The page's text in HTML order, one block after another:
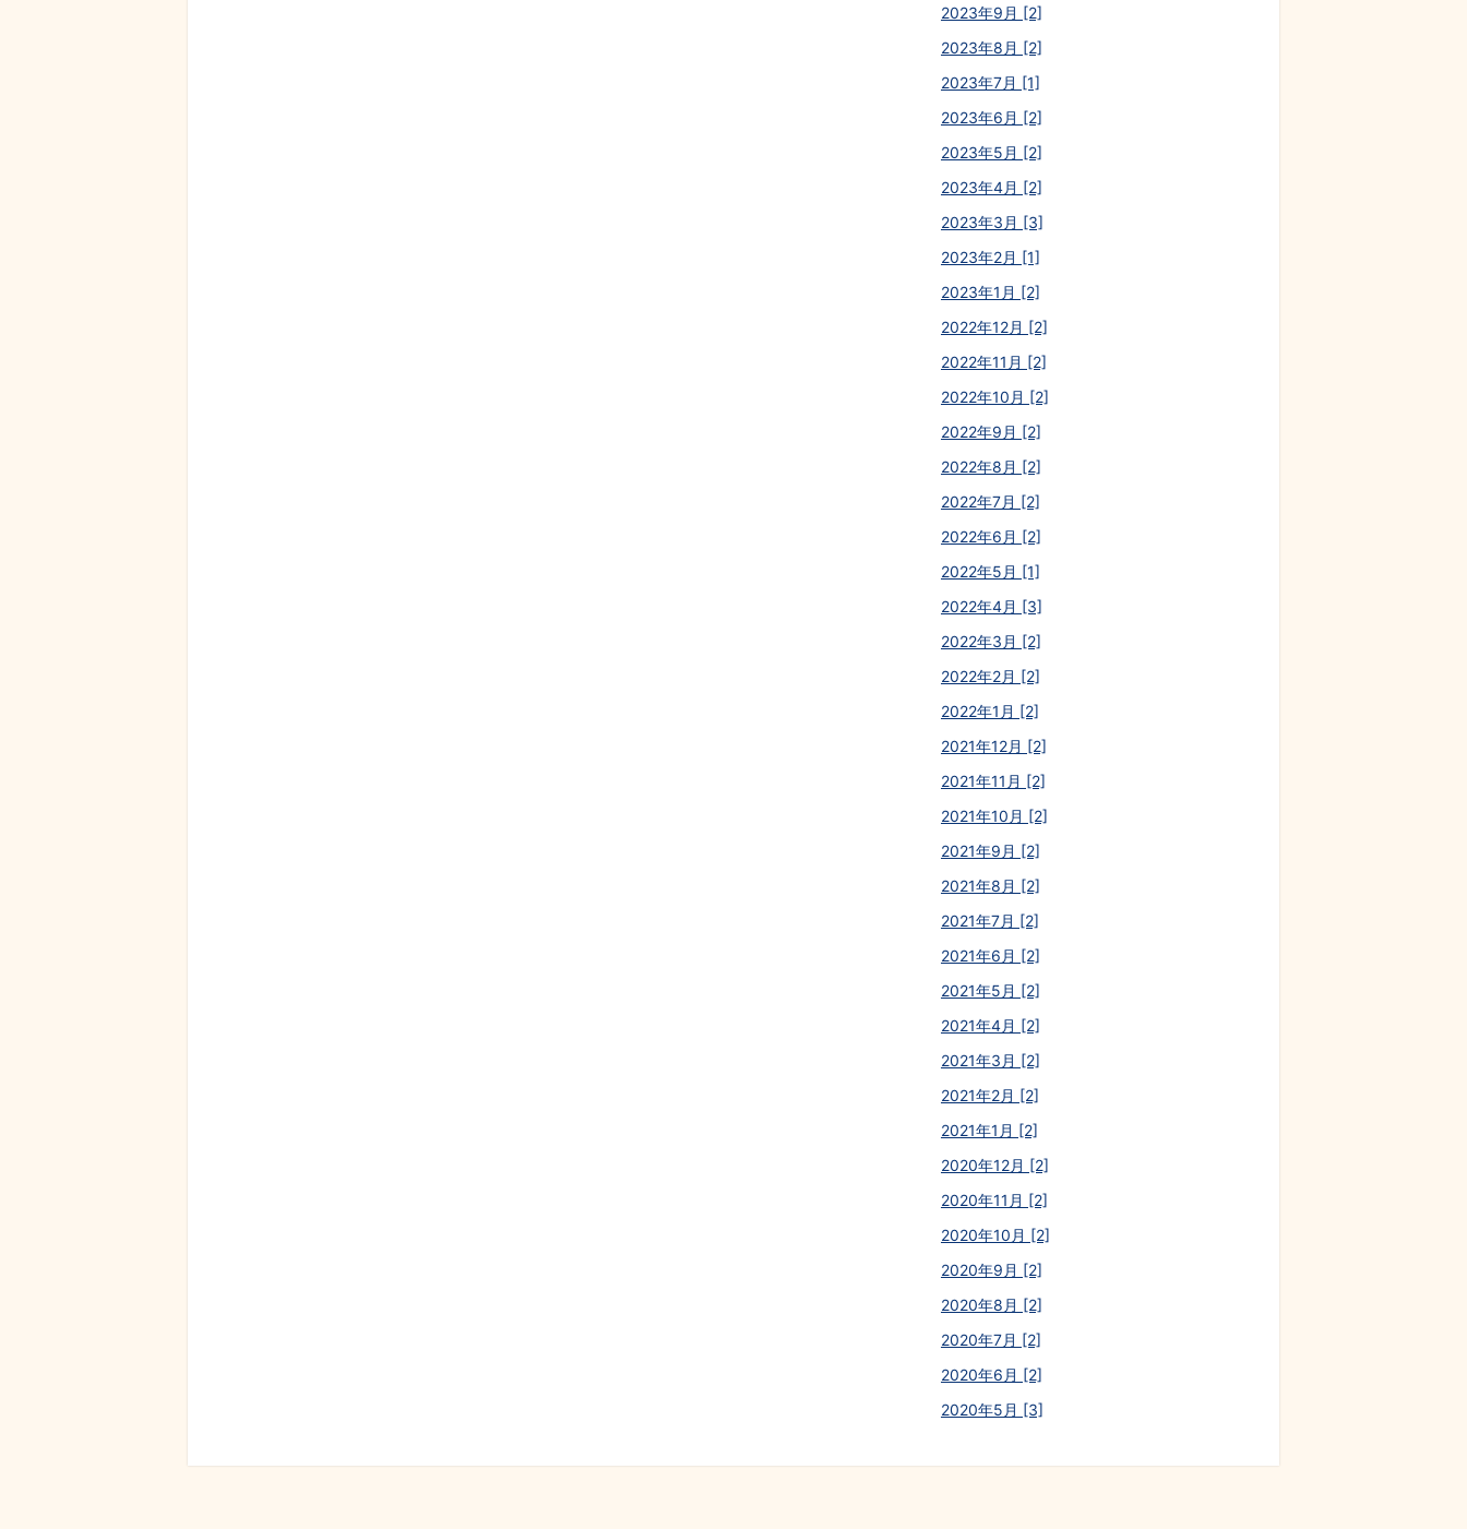
2023年9月 [2]
2023年8月 [2]
2023年7月 [1]
2023年6月 [2]
2023年5月 [2]
2023年4月 [2]
2023年3月 [3]
2023年2月 [1]
2023年1月 [2]
2022年12月 [2]
2022年11月 [2]
2022年10月 [2]
2022年9月 [2]
2022年8月 [2]
2022年7月 [2]
2022年6月 [2]
2022年5月 [1]
2022年4月 [3]
2022年3月 [2]
2022年2月 [2]
2022年1月 [2]
2021年12月 [2]
2021年11月 [2]
2021年10月 [2]
2021年9月 [2]
2021年8月 [2]
2021年7月 [2]
2021年6月 [2]
2021年5月 [2]
2021年4月 [2]
2021年3月 [2]
2021年2月 [2]
2021年1月 [2]
2020年12月 [2]
2020年11月 [2]
2020年10月 [2]
2020年9月 [2]
2020年8月 [2]
2020年7月 [2]
2020年6月 [2]
2020年5月 [3]